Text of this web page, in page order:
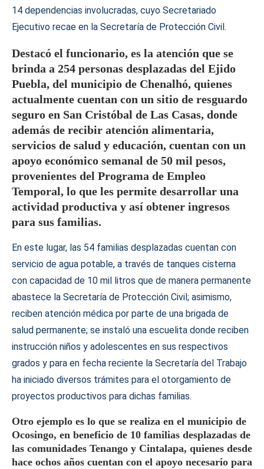
14 dependencias involucradas, cuyo Secretariado
Ejecutivo recae en la Secretaría de Protección Civil.
Destacó el funcionario, es la atención que se
brinda a 254 personas desplazadas del Ejido
Puebla, del municipio de Chenalhó, quienes
actualmente cuentan con un sitio de resguardo
seguro en San Cristóbal de Las Casas, donde
además de recibir atención alimentaria,
servicios de salud y educación, cuentan con un
apoyo económico semanal de 50 mil pesos,
provenientes del Programa de Empleo
Temporal, lo que les permite desarrollar una
actividad productiva y así obtener ingresos
para sus familias.
En este lugar, las 54 familias desplazadas cuentan con
servicio de agua potable, a través de tanques cisterna
con capacidad de 10 mil litros que de manera permanente
abastece la Secretaría de Protección Civil; asimismo,
reciben atención médica por parte de una brigada de
salud permanente; se instaló una escuelita donde reciben
instrucción niños y adolescentes en sus respectivos
grados y para en fecha reciente la Secretaría del Trabajo
ha iniciado diversos trámites para el otorgamiento de
proyectos productivos para dichas familias.
Otro ejemplo es lo que se realiza en el municipio de
Ocosingo, en beneficio de 10 familias desplazadas de
las comunidades Tenango y Cintalapa, quienes desde
hace ochos años cuentan con el apoyo necesario para